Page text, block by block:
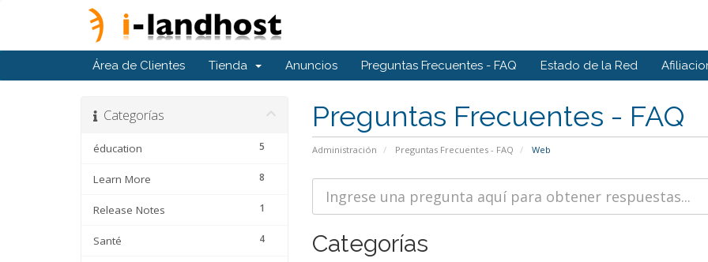
Área de Clientes Tienda Anuncios Preguntas Frecuentes - FAQ Estado de la Red
Preguntas Frecuentes - FAQ
Administración Preguntas Frecuentes - FAQ Web
Categorías
5
éducation
8
Learn More
1
Release Notes
4
Santé Categorías